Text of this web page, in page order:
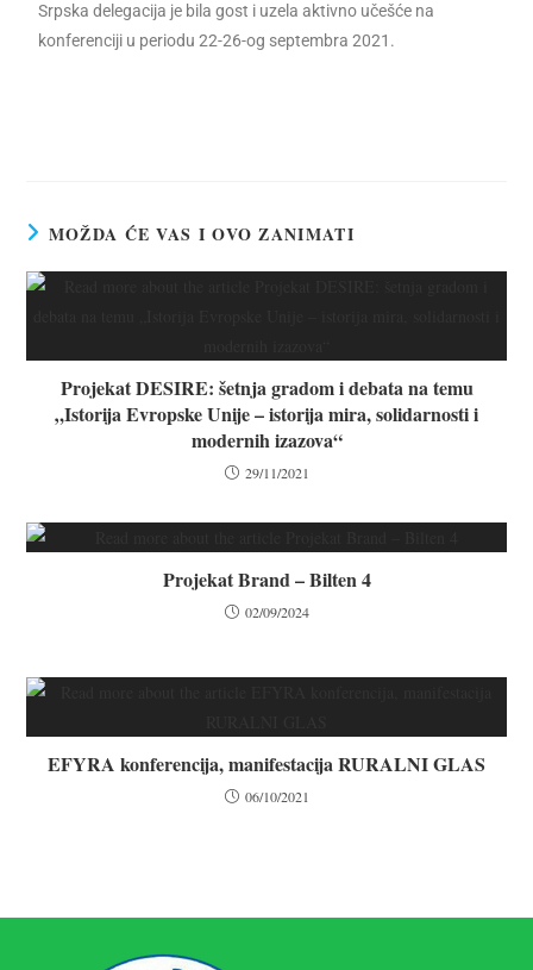
Srpska delegacija je bila gost i uzela aktivno učešće na
konferenciji u periodu 22-26-og septembra 2021.
MOŽDA ĆE VAS I OVO ZANIMATI
Projekat DESIRE: šetnja gradom i debata na temu
„Istorija Evropske Unije – istorija mira, solidarnosti i
modernih izazova“
29/11/2021
Projekat Brand – Bilten 4
02/09/2024
EFYRA konferencija, manifestacija RURALNI GLAS
06/10/2021